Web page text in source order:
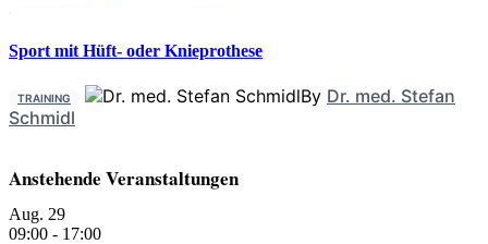
Sport mit Hüft- oder Knieprothese
TRAINING By Dr. med. Stefan
Schmidl
Anstehende Veranstaltungen
Aug. 29
09:00 - 17:00